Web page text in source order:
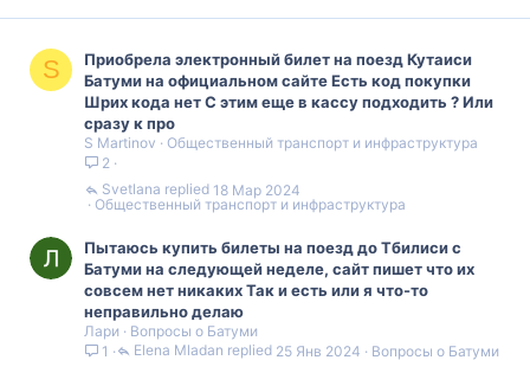
S
Приобрела электронный билет на поезд Кутаиси
Батуми на официальном сайте Есть код покупки
Шрих кода нет С этим еще в кассу подходить ? Или
сразу к про
S Martinov
Общественный транспорт и инфраструктура
2
Общественный транспорт и инфраструктура
18 Мар 2024
Svetlana
Пытаюсь купить билеты на поезд до Тбилиси с
Батуми на следующей неделе, сайт пишет что их
совсем нет никаких Так и есть или я что-то
неправильно делаю
Лари
Вопросы о Батуми
1
Вопросы о Батуми
25 Янв 2024
Elena Mladan